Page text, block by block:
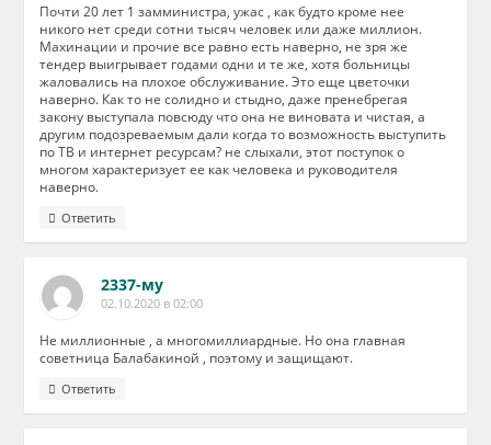
Почти 20 лет 1 замминистра, ужас , как будто кроме нее
никого нет среди сотни тысяч человек или даже миллион.
Махинации и прочие все равно есть наверно, не зря же
тендер выигрывает годами одни и те же, хотя больницы
жаловались на плохое обслуживание. Это еще цветочки
наверно. Как то не солидно и стыдно, даже пренебрегая
закону выступала повсюду что она не виновата и чистая, а
другим подозреваемым дали когда то возможность выступить
по ТВ и интернет ресурсам? не слыхали, этот поступок о
многом характеризует ее как человека и руководителя
наверно.
Ответить
2337-му
02.10.2020 в 02:00
Не миллионные , а многомиллиардные. Но она главная
советница Балабакиной , поэтому и защищают.
Ответить